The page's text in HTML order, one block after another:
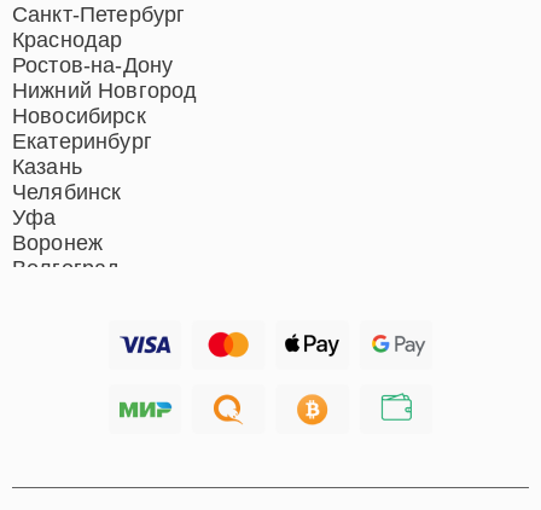
Санкт-Петербург
Краснодар
Ростов-на-Дону
Нижний Новгород
Новосибирск
Екатеринбург
Казань
Челябинск
Уфа
Воронеж
Волгоград
Хабаровск
кинотеатров
Ремонт микрофонов
Ремонт акустических
систем